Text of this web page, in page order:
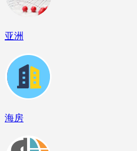
亚洲
海房